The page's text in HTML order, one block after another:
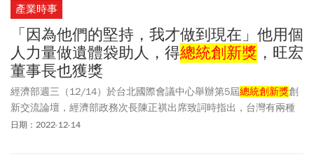
產業時事
「因為他們的堅持，我才做到現在」他用個
人力量做遺體袋助人，得總統創新獎 ，旺宏
董事長也獲獎
經濟部週三（12/14）於台北國際會議中心舉辦第5屆總統創新獎創
新交流論壇，經濟部政務次長陳正祺出席致詞時指出，台灣有兩種
特質：一個是信任，在供應鏈上ODM、OEM品質等能讓世界信任；
日期：2022-12-14